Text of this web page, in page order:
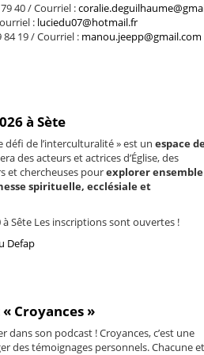
40 / Courriel :
: luciedu07@hotmail.fr
84 19 / Courriel : manou.jeepp@gmail.com
à Sète
défi de l’interculturalité » est unespace
des acteurs et actrices d’Église, des
et chercheuses pourexplorer ensemble
spirituelle, ecclésiale et
Sête Les inscriptions sont ouvertes !
Defap
Croyances »
dans son podcast ! Croyances, c’est une
des témoignages personnels. Chacune et